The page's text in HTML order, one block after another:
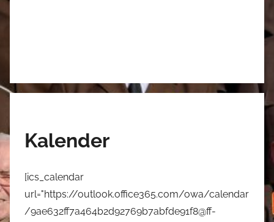
Kalender
[ics_calendar
url="https://outlook.office365.com/owa/calendar
/9ae632ff7a464b2d92769b7abfde91f8@ff-